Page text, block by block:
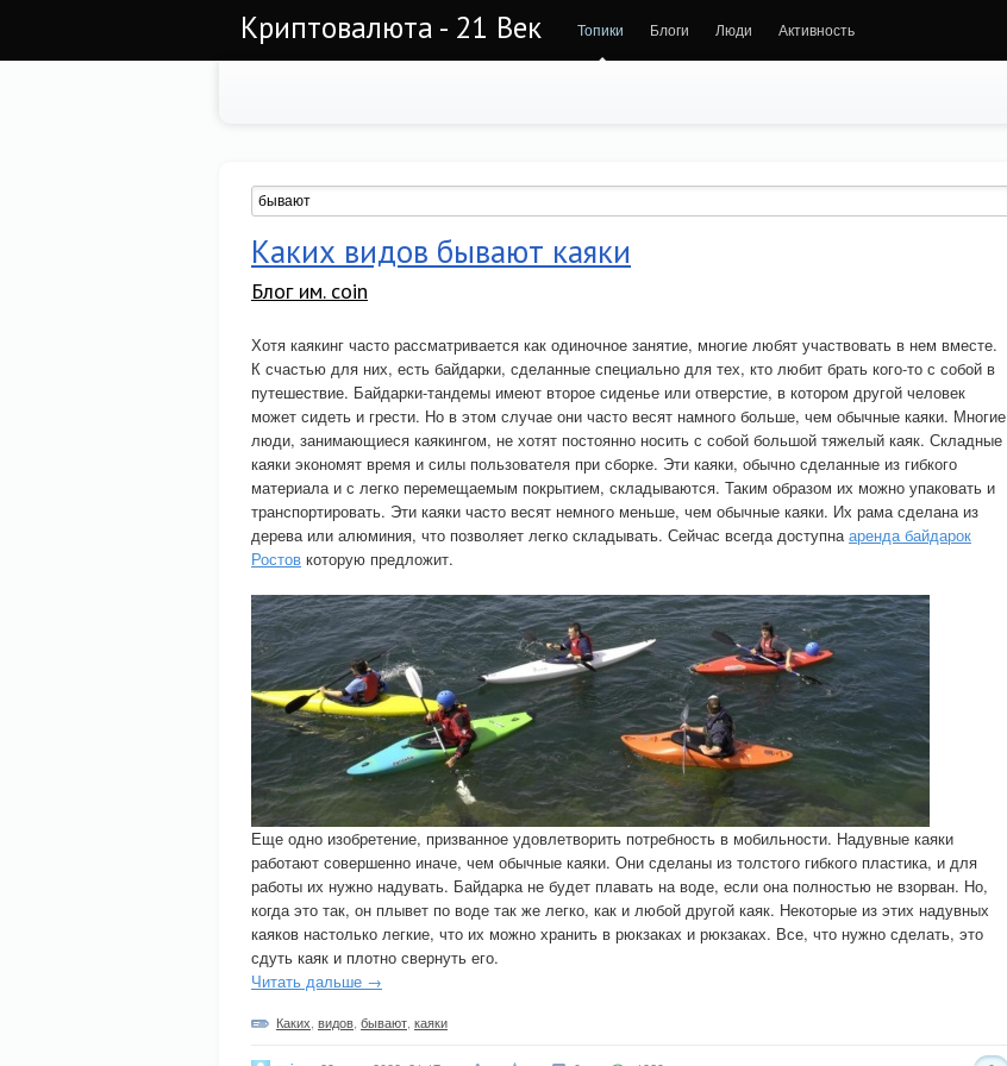
Криптовалюта - 21 Век Топики Блоги Люди Активность
Каких видов бывают каяки
Блог им. coin
Хотя каякинг часто рассматривается как одиночное занятие, многие любят участвовать в нем вместе.
К счастью для них, есть байдарки, сделанные специально для тех, кто любит брать кого-то с собой в
путешествие. Байдарки-тандемы имеют второе сиденье или отверстие, в котором другой человек
может сидеть и грести. Но в этом случае они часто весят намного больше, чем обычные каяки. Многие
люди, занимающиеся каякингом, не хотят постоянно носить с собой большой тяжелый каяк. Складные
каяки экономят время и силы пользователя при сборке. Эти каяки, обычно сделанные из гибкого
материала и с легко перемещаемым покрытием, складываются. Таким образом их можно упаковать и
транспортировать. Эти каяки часто весят немного меньше, чем обычные каяки. Их рама сделана из
дерева или алюминия, что позволяет легко складывать. Сейчас всегда доступнааренда байдарок
Ростов которую предложит.
Еще одно изобретение, призванное удовлетворить потребность в мобильности. Надувные каяки
работают совершенно иначе, чем обычные каяки. Они сделаны из толстого гибкого пластика, и для
работы их нужно надувать. Байдарка не будет плавать на воде, если она полностью не взорван. Но,
когда это так, он плывет по воде так же легко, как и любой другой каяк. Некоторые из этих надувных
каяков настолько легкие, что их можно хранить в рюкзаках и рюкзаках. Все, что нужно сделать, это
сдуть каяк и плотно свернуть его.
Читать дальше →
Каких видов бывают каяки